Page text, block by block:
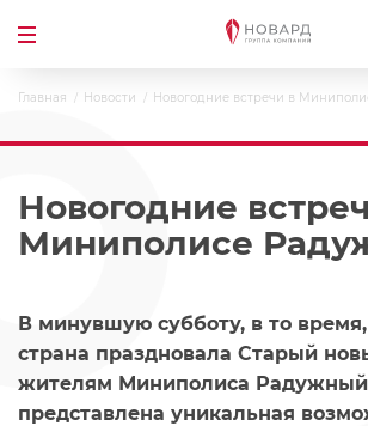
Главная Новости Новогодние встречи в
Новогодние
Миниполисе
В минувшую субботу, в то время,
страна праздновала Старый
жителям Миниполиса
представлена уникальная